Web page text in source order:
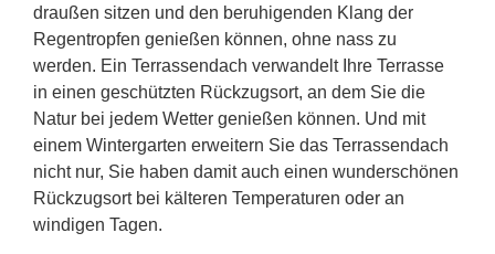
draußen sitzen und den beruhigenden Klang der
Regentropfen genießen können, ohne nass zu
werden. Ein Terrassendach verwandelt Ihre Terrasse
in einen geschützten Rückzugsort, an dem Sie die
Natur bei jedem Wetter genießen können. Und mit
einem Wintergarten erweitern Sie das Terrassendach
nicht nur, Sie haben damit auch einen wunderschönen
Rückzugsort bei kälteren Temperaturen oder an
windigen Tagen.